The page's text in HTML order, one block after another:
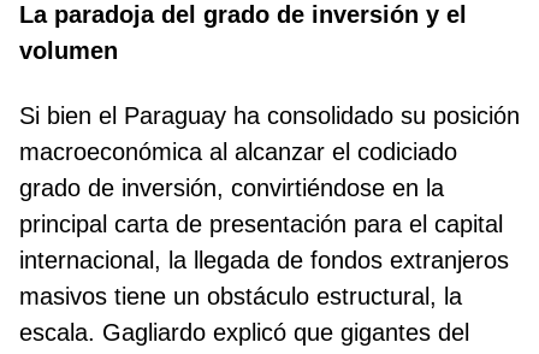
La paradoja del grado de inversión y el
volumen
Si bien el Paraguay ha consolidado su posición
macroeconómica al alcanzar el codiciado
grado de inversión, convirtiéndose en la
principal carta de presentación para el capital
internacional, la llegada de fondos extranjeros
masivos tiene un obstáculo estructural, la
escala. Gagliardo explicó que gigantes del